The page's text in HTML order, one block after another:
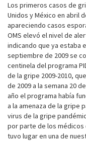
Los primeros casos de
Unidos y México en abril
apareciendo casos
OMS elevó el nivel de
indicando que ya estaba
septiembre de 2009 se
centinela del programa
de la gripe 2009-2010,
de 2009 a la semana 20
año el programa había
a la amenaza de la gripe
virus de la gripe
por parte de los médicos
tuvo lugar en una de